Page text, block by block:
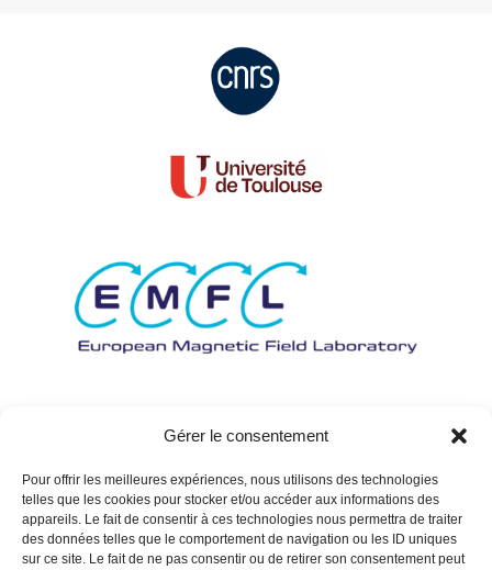
Gérer le consentement
Pour offrir les meilleures expériences, nous utilisons des technologies
telles que les cookies pour stocker et/ou accéder aux informations des
appareils. Le fait de consentir à ces technologies nous permettra de traiter
des données telles que le comportement de navigation ou les ID uniques
sur ce site. Le fait de ne pas consentir ou de retirer son consentement peut